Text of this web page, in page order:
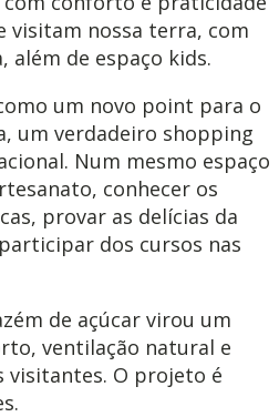
visitam nossa terra, com
além de espaço kids.
um novo point para o
um verdadeiro shopping
Num mesmo espaço
conhecer os
provar as delícias da
dos cursos nas
de açúcar virou um
ventilação natural e
visitantes. O projeto é